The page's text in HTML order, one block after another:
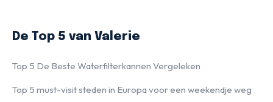
De Top 5 van Valerie
Top 5 De Beste Waterfilterkannen Vergeleken
Top 5 must-visit steden in Europa voor een weekendje weg